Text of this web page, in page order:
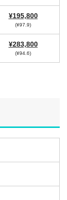
¥195,800
(¥97.9)
¥283,800
(¥94.6)